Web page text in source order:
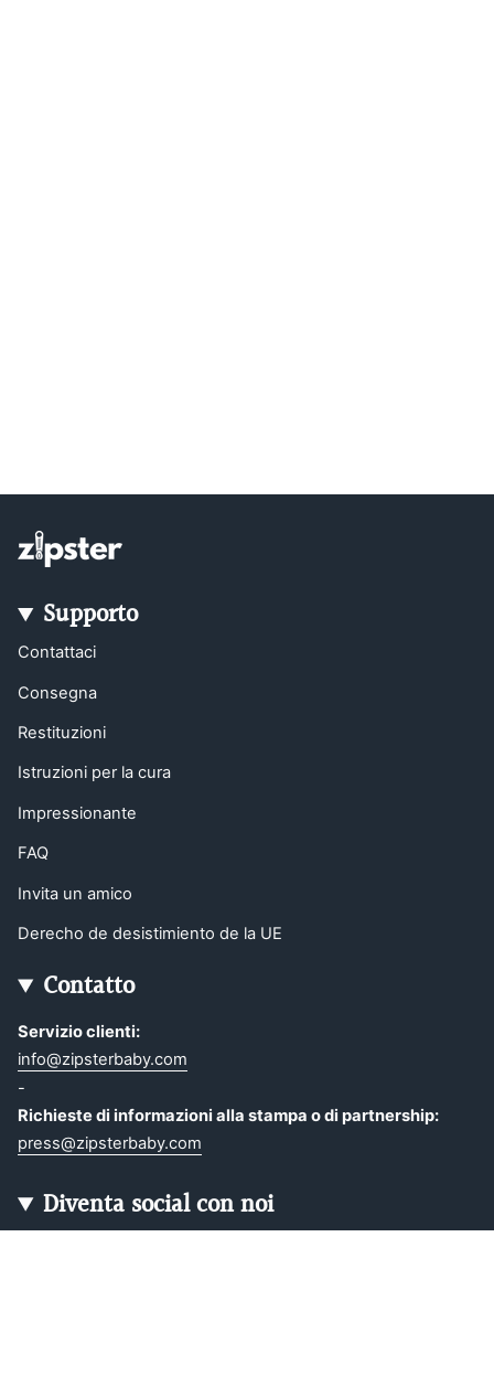
Supporto
Contattaci
Consegna
Restituzioni
Istruzioni per la cura
Impressionante
FAQ
Invita un amico
Derecho de desistimiento de la UE
Contatto
Servizio clienti:
info@zipsterbaby.com
-
Richieste di informazioni alla stampa o di partnership:
press@zipsterbaby.com
Diventa social con noi